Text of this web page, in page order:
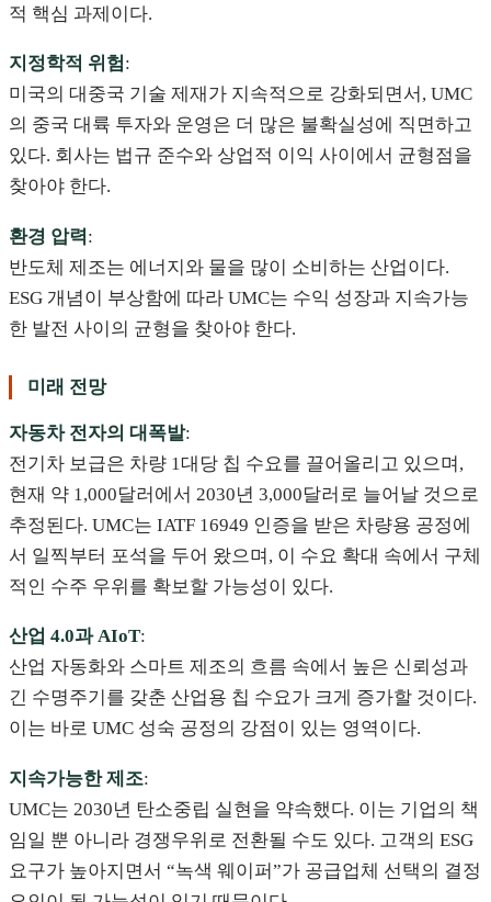
적 핵심 과제이다.
지정학적 위험:
미국의 대중국 기술 제재가 지속적으로 강화되면서, UMC
의 중국 대륙 투자와 운영은 더 많은 불확실성에 직면하고
있다. 회사는 법규 준수와 상업적 이익 사이에서 균형점을
찾아야 한다.
환경 압력:
반도체 제조는 에너지와 물을 많이 소비하는 산업이다.
ESG 개념이 부상함에 따라 UMC는 수익 성장과 지속가능
한 발전 사이의 균형을 찾아야 한다.
미래 전망
자동차 전자의 대폭발:
전기차 보급은 차량 1대당 칩 수요를 끌어올리고 있으며,
현재 약 1,000달러에서 2030년 3,000달러로 늘어날 것으로
추정된다. UMC는 IATF 16949 인증을 받은 차량용 공정에
서 일찍부터 포석을 두어 왔으며, 이 수요 확대 속에서 구체
적인 수주 우위를 확보할 가능성이 있다.
산업 4.0과 AIoT:
산업 자동화와 스마트 제조의 흐름 속에서 높은 신뢰성과
긴 수명주기를 갖춘 산업용 칩 수요가 크게 증가할 것이다.
이는 바로 UMC 성숙 공정의 강점이 있는 영역이다.
지속가능한 제조:
UMC는 2030년 탄소중립 실현을 약속했다. 이는 기업의 책
임일 뿐 아니라 경쟁우위로 전환될 수도 있다. 고객의 ESG
요구가 높아지면서 “녹색 웨이퍼”가 공급업체 선택의 결정